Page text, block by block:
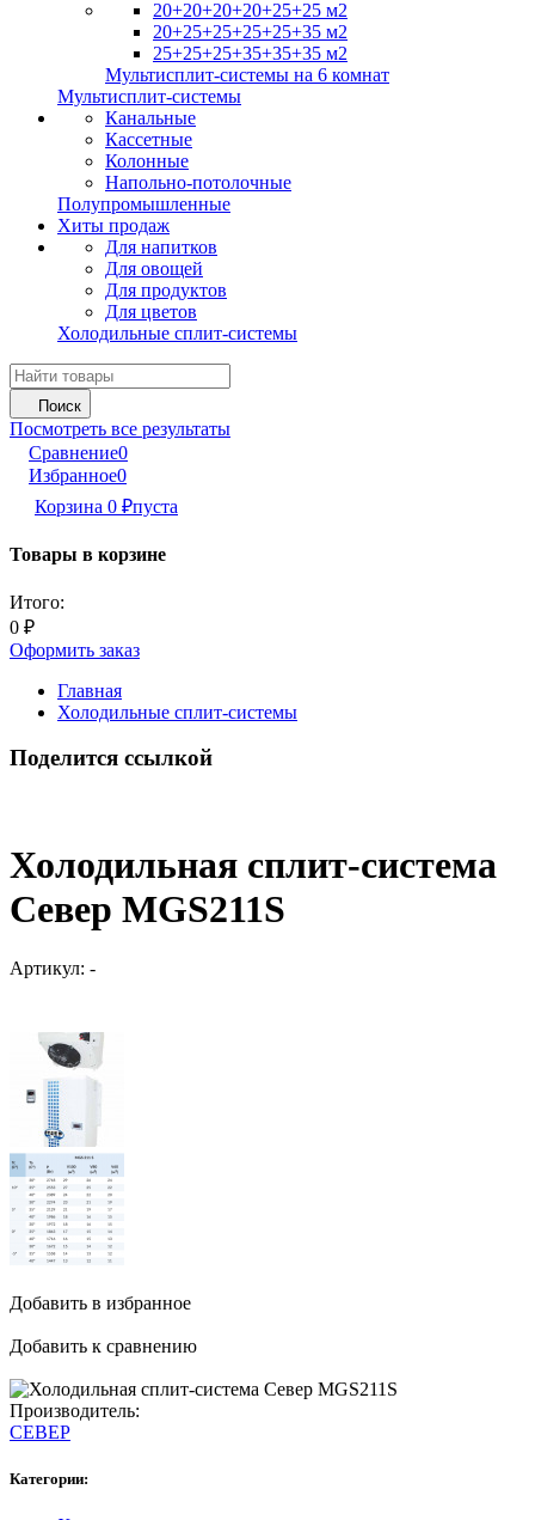
20+20+20+20+25+25 м2
20+25+25+25+25+35 м2
25+25+25+35+35+35 м2
Мультисплит-системы на 6 комнат
Мультисплит-системы
Канальные
Кассетные
Колонные
Напольно-потолочные
Полупромышленные
Хиты продаж
Для напитков
Для овощей
Для продуктов
Для цветов
Холодильные сплит-системы
Поиск
Посмотреть все результаты
Сравнение0
Избранное0
Корзина 0 ₽пуста
Товары в корзине
Итого:
0 ₽
Оформить заказ
Главная
Холодильные сплит-системы
Поделится ссылкой
Холодильная сплит-система
Север MGS211S
Артикул: -
Добавить в избранное
Добавить к сравнению
Производитель:
СЕВЕР
Категории: